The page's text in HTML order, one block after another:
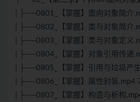
| ├──0801_【掌握】面向对象简介
| ├──0802_【掌握】类与对象简介
| ├──0803_【掌握】类与对象定义
| ├──0804_【掌握】对象引用传递
| ├──0805_【掌握】引用与垃圾产
| ├──0806_【掌握】属性封装.mp4
| ├──0807_【掌握】构造与析构